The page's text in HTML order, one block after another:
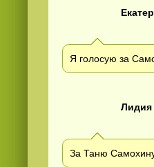
Я голосую за
Лидия
За Таню